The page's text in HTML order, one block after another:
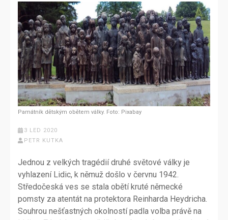
Památník dětským obětem války. Foto: Pixabay
3 LED 2020
PETR KUTKA
Jednou z velkých tragédií druhé světové války je
vyhlazení Lidic, k němuž došlo v červnu 1942.
Středočeská ves se stala obětí kruté německé
pomsty za atentát na protektora Reinharda Heydricha.
Souhrou nešťastných okolností padla volba právě na